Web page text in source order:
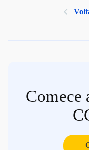
Comece